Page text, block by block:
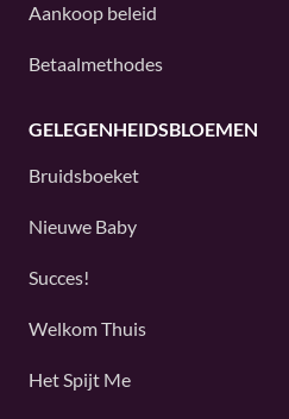
Aankoop beleid
Betaalmethodes
GELEGENHEIDSBLOEMEN
Bruidsboeket
Nieuwe Baby
Succes!
Welkom Thuis
Het Spijt Me